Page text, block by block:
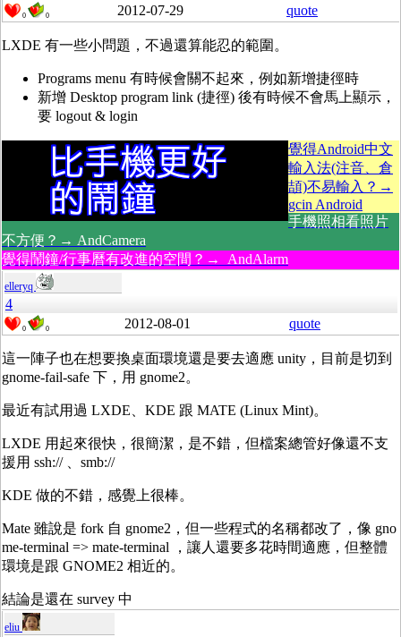
0 0 2012-07-29 quote
LXDE 有一些小問題，不過還算能忍的範圍。
Programs menu 有時候會關不起來，例如新增捷徑時
新增 Desktop program link (捷徑) 後有時候不會馬上顯示，
要 logout & login
覺得Android中文
輸入法(注音、倉
頡)不易輸入？→
gcin Android
手機照相看照片
不方便？→ AndCamera
覺得鬧鐘/行事曆有改進的空間？→ AndAlarm
elleryq
4
0 0 2012-08-01 quote
這一陣子也在想要換桌面環境還是要去適應 unity，目前是切到
gnome-fail-safe 下，用 gnome2。
最近有試用過 LXDE、KDE 跟 MATE (Linux Mint)。
LXDE 用起來很快，很簡潔，是不錯，但檔案總管好像還不支
援用 ssh:// 、smb://
KDE 做的不錯，感覺上很棒。
Mate 雖說是 fork 自 gnome2，但一些程式的名稱都改了，像 gno
me-terminal => mate-terminal ，讓人還要多花時間適應，但整體
環境是跟 GNOME2 相近的。
結論是還在 survey 中
eliu